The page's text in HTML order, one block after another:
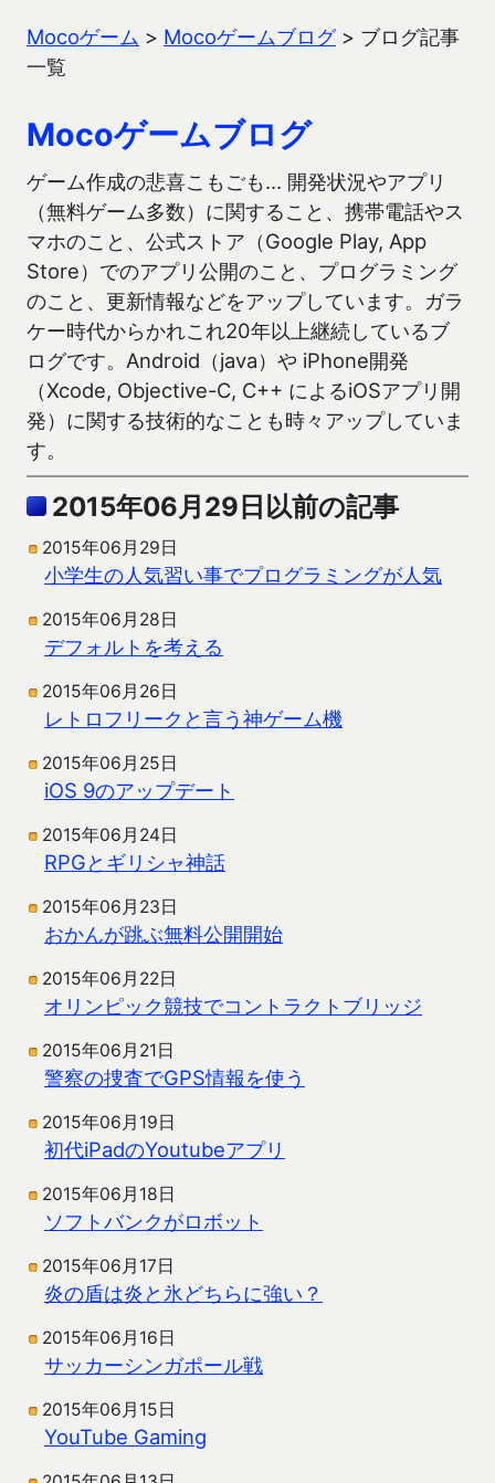
Mocoゲーム > Mocoゲームブログ> ブログ記事
一覧
Mocoゲームブログ
ゲーム作成の悲喜こもごも… 開発状況やアプリ
（無料ゲーム多数）に関すること、携帯電話やス
マホのこと、公式ストア（Google Play, App
Store）でのアプリ公開のこと、プログラミング
のこと、更新情報などをアップしています。ガラ
ケー時代からかれこれ20年以上継続しているブ
ログです。Android（java）や iPhone開発
（Xcode, Objective-C, C++ によるiOSアプリ開
発）に関する技術的なことも時々アップしていま
す。
2015年06月29日以前の記事
2015年06月29日
小学生の人気習い事でプログラミングが人気
2015年06月28日
デフォルトを考える
2015年06月26日
レトロフリークと言う神ゲーム機
2015年06月25日
iOS 9のアップデート
2015年06月24日
RPGとギリシャ神話
2015年06月23日
おかんが跳ぶ無料公開開始
2015年06月22日
オリンピック競技でコントラクトブリッジ
2015年06月21日
警察の捜査でGPS情報を使う
2015年06月19日
初代iPadのYoutubeアプリ
2015年06月18日
ソフトバンクがロボット
2015年06月17日
炎の盾は炎と氷どちらに強い？
2015年06月16日
サッカーシンガポール戦
2015年06月15日
YouTube Gaming